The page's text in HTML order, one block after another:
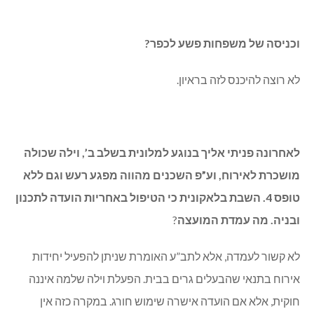
וכניסה של משפחות פשע לכפר?
לא רוצה להיכנס לזה בראיון.
לאחרונה פניתי אליך בנוגע למלונית בשלב ב’, וילה שכולה
מושכרת לאירוח, וע”פ השכנים מהווה מפגע רעש וגם ללא
טופס 4. השבת בלאקונית כי הטיפול באחריות הועדה לתכנון
ובניה. מה עמדת המועצה?
לא קשור לעמדה, אלא לתב”ע האומרת שניתן להפעיל יחידות
אירוח בתנאי שהבעלים גרים בבית. הפעלת וילה שלמה איננה
חוקית, אלא אם הועדה אישרה שימוש חורג. במקרה כזה אין